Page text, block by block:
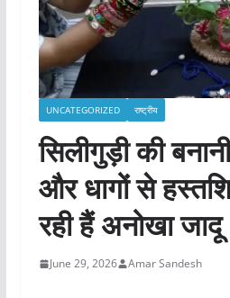
UNCATEGORIZED राष्ट्रीय
सिलीगुड़ी की
और धागों से
रही हैं अनोखा जादू
June 29, 2026 Amar Sandesh